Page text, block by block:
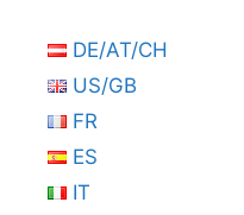
DE/AT/CH
US/GB
FR
ES
IT